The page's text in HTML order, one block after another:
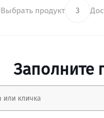
Выбрать продукт 3
Заполните